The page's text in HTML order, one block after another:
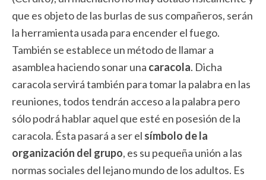
que es objeto de las burlas de sus compañeros, serán
la herramienta usada para encender el fuego.
También se establece un método de llamar a
asamblea haciendo sonar una caracola. Dicha
caracola servirá también para tomar la palabra en las
reuniones, todos tendrán acceso a la palabra pero
sólo podrá hablar aquel que esté en posesión de la
caracola. Ésta pasará a ser el símbolo de la
organización del grupo, es su pequeña unión a las
normas sociales del lejano mundo de los adultos. Es